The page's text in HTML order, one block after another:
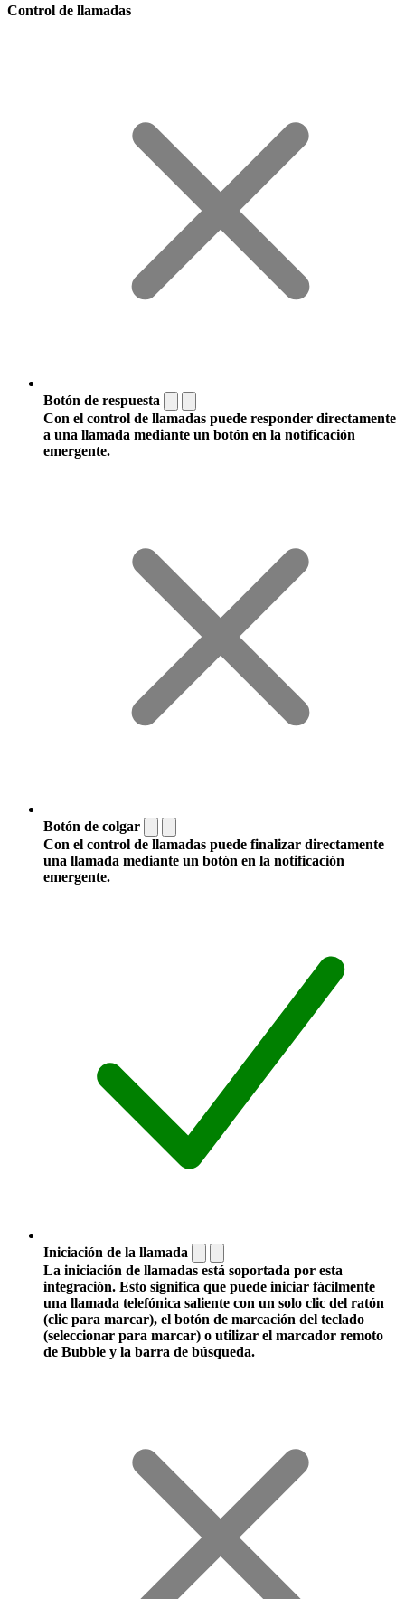
Control de llamadas
Botón de respuesta
Con el control de llamadas puede responder directamente
a una llamada mediante un botón en la notificación
emergente.
Botón de colgar
Con el control de llamadas puede finalizar directamente
una llamada mediante un botón en la notificación
emergente.
Iniciación de la llamada
La iniciación de llamadas está soportada por esta
integración. Esto significa que puede iniciar fácilmente
una llamada telefónica saliente con un solo clic del ratón
(clic para marcar), el botón de marcación del teclado
(seleccionar para marcar) o utilizar el marcador remoto
de Bubble y la barra de búsqueda.